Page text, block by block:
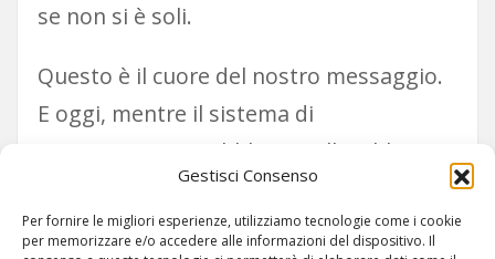
Gestisci Consenso
Per fornire le migliori esperienze, utilizziamo tecnologie come i cookie
per memorizzare e/o accedere alle informazioni del dispositivo. Il
se non si è soli.
Questo è il cuore del nostro messaggio.
E oggi, mentre il sistema di
comunicazione pubblico vacilla, abbiamo
uno spunto in più su cui riflettere.